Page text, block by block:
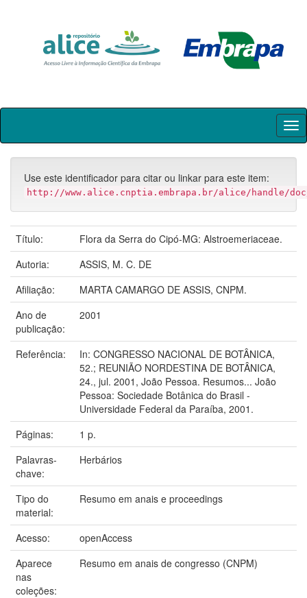
Skip
Use este identificador para citar ou linkar para este item:
http://www.alice.cnptia.embrapa.br/alice/handle/
Título:
Flora da Serra do Cipó-MG: Alstroemeriaceae.
Autoria:
ASSIS, M. C. DE
Afiliação:
MARTA CAMARGO DE ASSIS, CNPM.
Ano de
publicação:
2001
Referência:
In: CONGRESSO NACIONAL DE BOTÂNICA,
52.; REUNIÃO NORDESTINA DE BOTÂNICA,
24., jul. 2001, João Pessoa. Resumos... João
Pessoa: Sociedade Botânica do Brasil -
Universidade Federal da Paraíba, 2001.
Páginas:
1 p.
Palavras-
chave:
Herbários
Tipo do
material:
Resumo em anais e proceedings
Acesso:
openAccess
Aparece
nas
coleções:
Resumo em anais de congresso (CNPM)